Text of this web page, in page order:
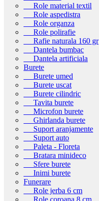
Role material textil
Role aspedistra
Role organza
Role polirafie
Rafie naturala 160 gr
Dantela bumbac
Dantela artificiala
Burete
Burete umed
Burete uscat
Burete cilindric
Tavita burete
Microfon burete
Ghirlanda burete
Suport aranjamente
Suport auto
Paleta - Floreta
Bratara minideco
Sfere burete
Inimi burete
Funerare
Role jerba 6 cm
Role coroana 8 cm